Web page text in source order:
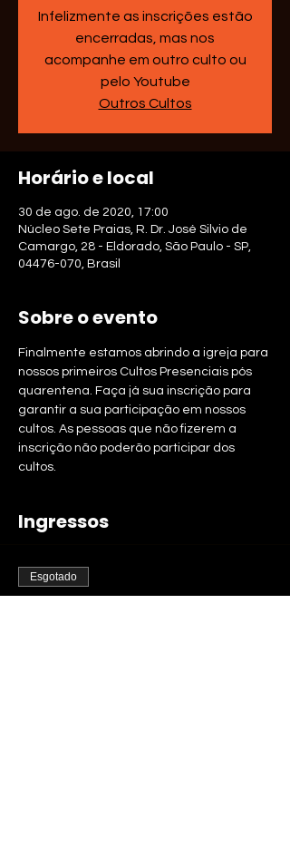
Infelizmente as inscrições estão
encerradas, mas nos
acompanhe em outro culto ou
pelo Youtube
Outros Cultos
Horário e local
30 de ago. de 2020, 17:00
Núcleo Sete Praias, R. Dr. José Silvio de
Camargo, 28 - Eldorado, São Paulo - SP,
04476-070, Brasil
Sobre o evento
Finalmente estamos abrindo a igreja para
nossos primeiros Cultos Presenciais pós
quarentena. Faça já sua inscrição para
garantir a sua participação em nossos
cultos. As pessoas que não fizerem a
inscrição não poderão participar dos
cultos.
Ingressos
Esgotado